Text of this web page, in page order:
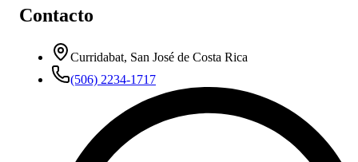
Contacto
Curridabat, San José de Costa Rica
(506) 2234-1717